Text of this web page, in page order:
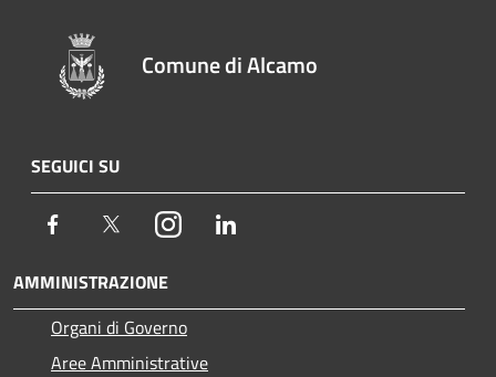
Comune di Alcamo
SEGUICI SU
Facebook TwitterInstagram
AMMINISTRAZIONE
Organi di Governo
Aree Amministrative